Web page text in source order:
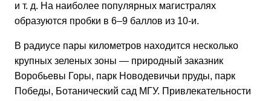
и т. д. На наиболее популярных магистралях
образуются пробки в 6–9 баллов из 10-и.
В радиусе пары километров находится несколько
крупных зеленых зоны — природный заказник
Воробьевы Горы, парк Новодевичьи пруды, парк
Победы, Ботанический сад МГУ. Привлекательности